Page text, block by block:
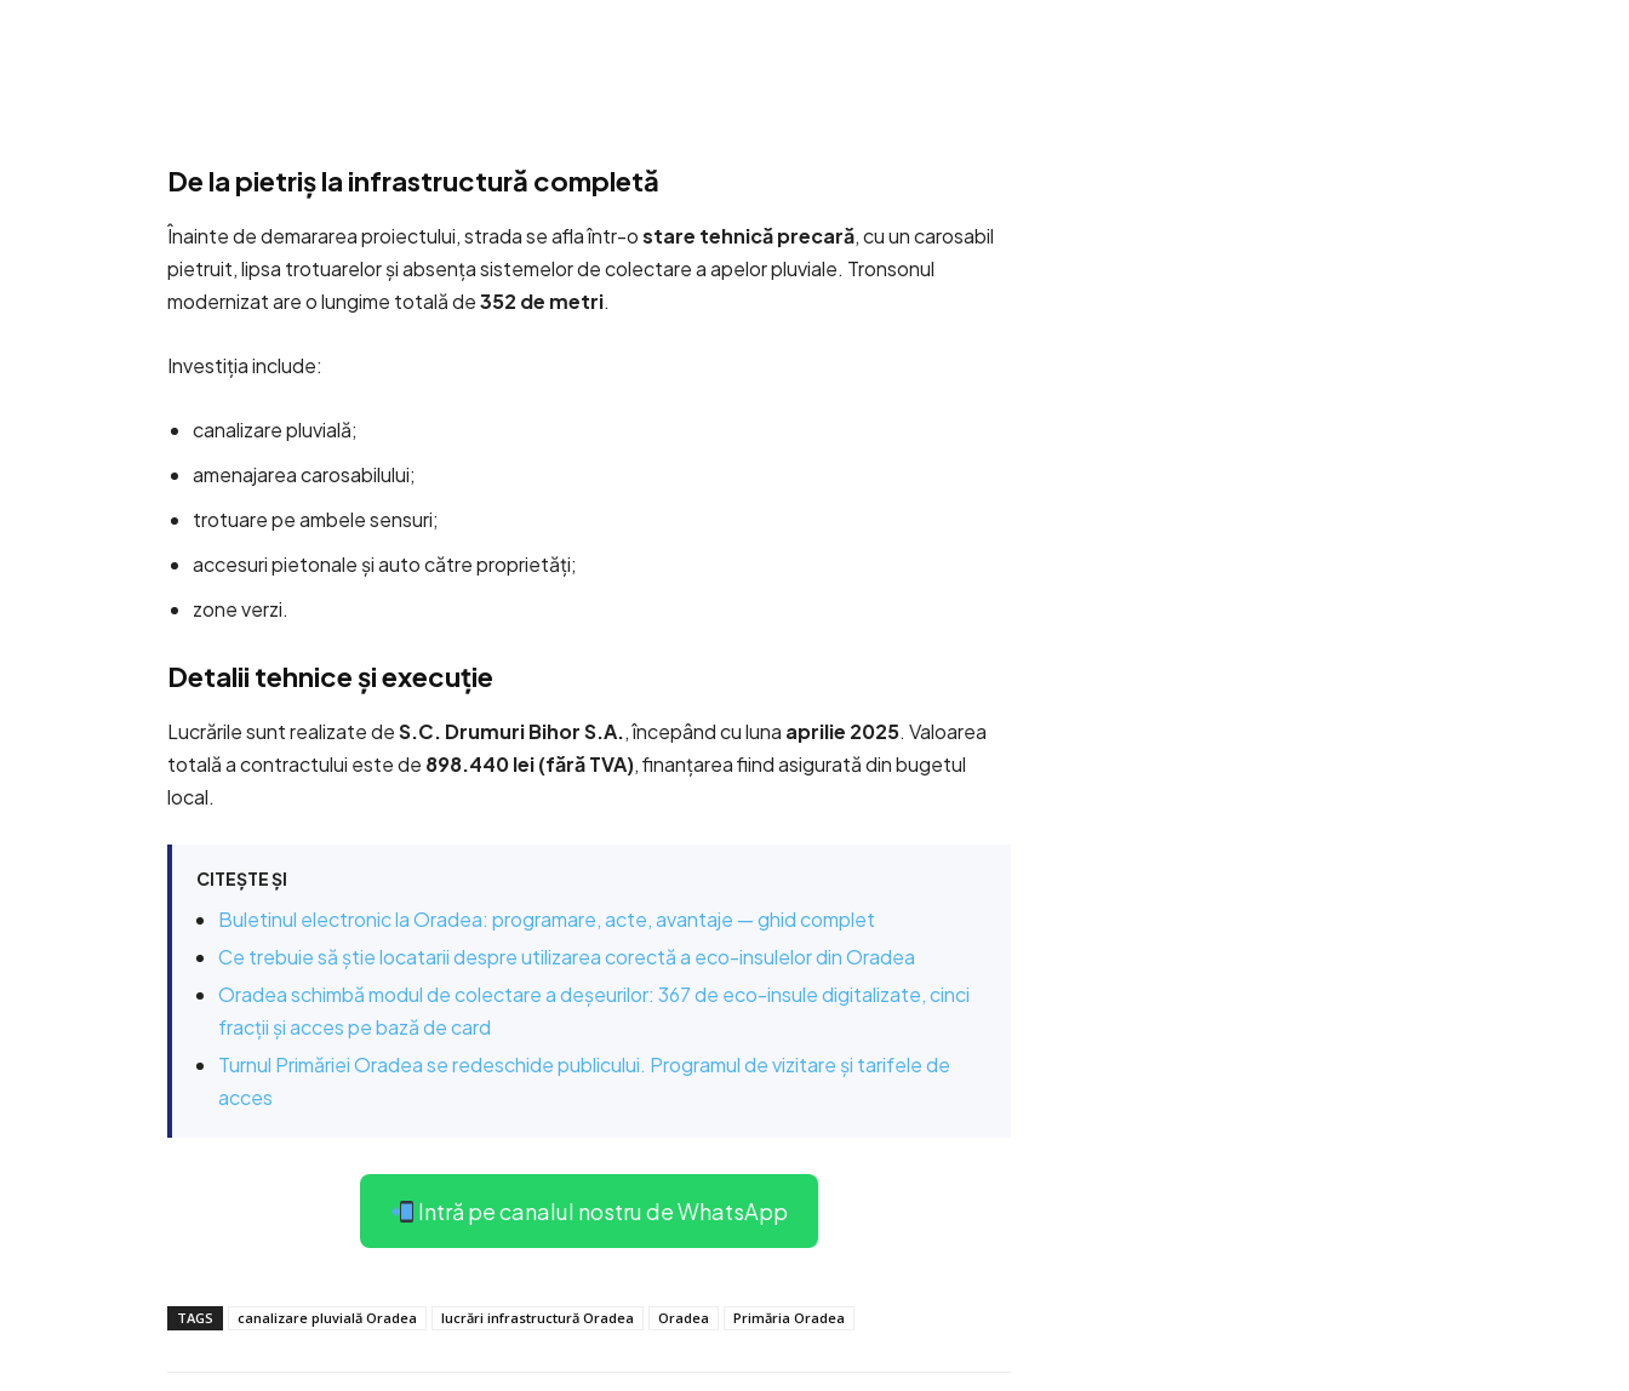
De la pietriș la infrastructură completă
Înainte de demararea proiectului, strada se afla într-ostare tehnică precară, cu un carosabil
pietruit, lipsa trotuarelor și absența sistemelor de colectare a apelor pluviale. Tronsonul
modernizat are o lungime totală de352 de metri.
Investiția include:
canalizare pluvială;
amenajarea carosabilului;
trotuare pe ambele sensuri;
accesuri pietonale și auto către proprietăți;
zone verzi.
Detalii tehnice și execuție
Lucrările sunt realizate deS.C. Drumuri Bihor S.A., începând cu luna aprilie 2025. Valoarea
totală a contractului este de 898.440 lei (fără TVA), finanțarea fiind asigurată din bugetul
local.
CITEȘTE ȘI
Buletinul electronic la Oradea: programare, acte, avantaje — ghid complet
Ce trebuie să știe locatarii despre utilizarea corectă a eco-insulelor din Oradea
Oradea schimbă modul de colectare a deșeurilor: 367 de eco-insule digitalizate, cinci
fracții și acces pe bază de card
Turnul Primăriei Oradea se redeschide publicului. Programul de vizitare și tarifele de
acces
Intră pe canalul nostru de WhatsApp
TAGS canalizare pluvială Oradea lucrări infrastructură Oradea Oradea Primăria Oradea